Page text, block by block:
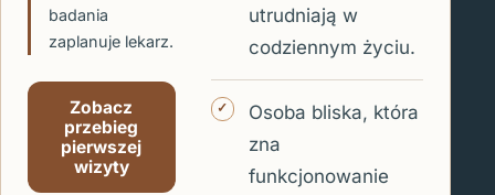
badania
zaplanuje lekarz.
Zobacz
przebieg
pierwszej
wizyty
utrudniają w
codziennym życiu.
Osoba bliska, która
zna
funkcjonowanie